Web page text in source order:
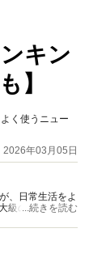
キン
】
く使うニュー
2026年03月05日
、日常生活をよ
級の総合情報サ
...続きを読む